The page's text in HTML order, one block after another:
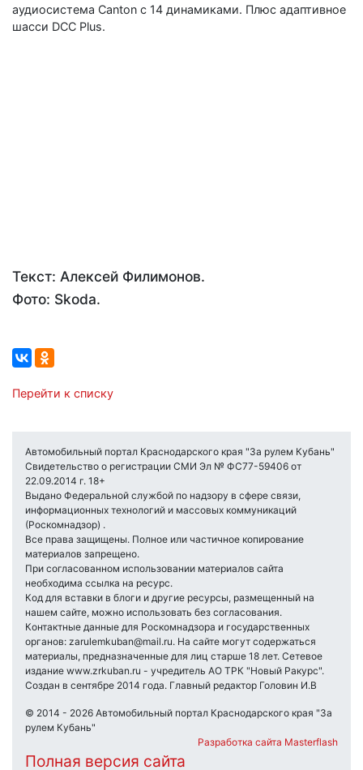
аудиосистема Canton с 14 динамиками. Плюс адаптивное
шасси DCC Plus.
Текст: Алексей Филимонов.
Фото: Skoda.
Перейти к списку
Автомобильный портал Краснодарского края "За рулем Кубань"
Свидетельство о регистрации СМИ Эл № ФС77-59406 от
22.09.2014 г. 18+
Выдано Федеральной службой по надзору в сфере связи,
информационных технологий и массовых коммуникаций
(Роскомнадзор) .
Все права защищены. Полное или частичное копирование
материалов запрещено.
При согласованном использовании материалов сайта
необходима ссылка на ресурс.
Код для вставки в блоги и другие ресурсы, размещенный на
нашем сайте, можно использовать без согласования.
Контактные данные для Роскомнадзора и государственных
органов: zarulemkuban@mail.ru. На сайте могут содержаться
материалы, предназначенные для лиц старше 18 лет. Сетевое
издание www.zrkuban.ru - учредитель АО ТРК "Новый Ракурс".
Создан в сентябре 2014 года. Главный редактор Головин И.В
© 2014 - 2026 Автомобильный портал Краснодарского края "За
рулем Кубань"
Разработка сайта Masterflash
Полная версия сайта